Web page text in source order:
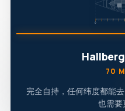
70
完全自持，任何纬度都能
也需要